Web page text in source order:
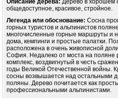
Описание дерева: Дерево в хорошем
общедоступное, красивое, стройное.
Легенда или обоснование: Сосна
горных туристов и альпинистов
многочисленные горные маршруты и
дома, кемпинги и простые палатки.
расположена в очень живописной
София. Недалеко от моста на
комплекс, воздвигнутый в честь
годы Великой Отечественной войны.
сосны возвышается над остальными
поляны. Дерево почитается как
профессиональными альпинистами.